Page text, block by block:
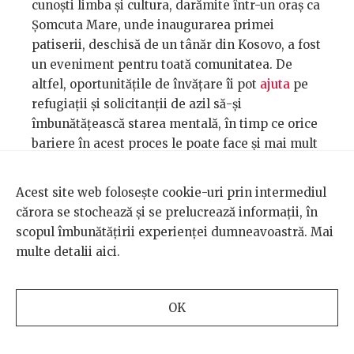
cunoști limba și cultura, darămite într-un oraș ca
Șomcuta Mare, unde inaugurarea primei
patiserii, deschisă de un tânăr din Kosovo, a fost
un eveniment pentru toată comunitatea. De
altfel, oportunitățile de învățare îi pot ajuta pe
refugiații și solicitanții de azil să-și
îmbunătățească starea mentală, în timp ce orice
bariere în acest proces le poate face și mai mult
Acest site web folosește cookie-uri prin intermediul
cărora se stochează și se prelucrează informații, în
scopul îmbunătățirii experienței dumneavoastră. Mai
multe detalii aici.
OK